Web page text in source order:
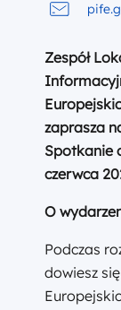
Zespół
zaprasza
Spotkanie
czerwca
O
Podczas
dowiesz